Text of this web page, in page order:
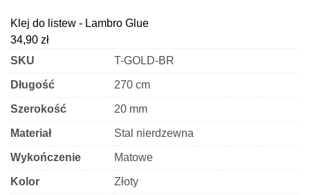
Klej do listew - Lambro Glue
34,90 zł
SKU
T-GOLD-BR
Długość 270 cm
Szerokość 20 mm
Materiał Stal nierdzewna
Wykończenie Matowe
Kolor Złoty